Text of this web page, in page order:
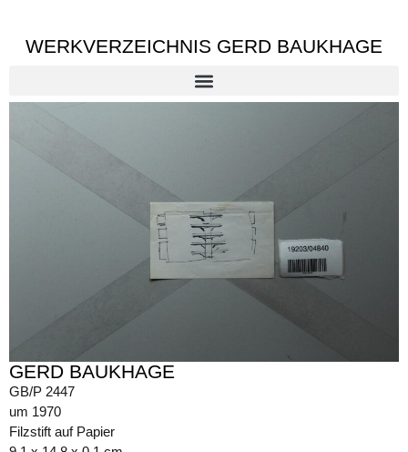
WERKVERZEICHNIS GERD BAUKHAGE
GERD BAUKHAGE
GB/P 2447
um 1970
Filzstift auf Papier